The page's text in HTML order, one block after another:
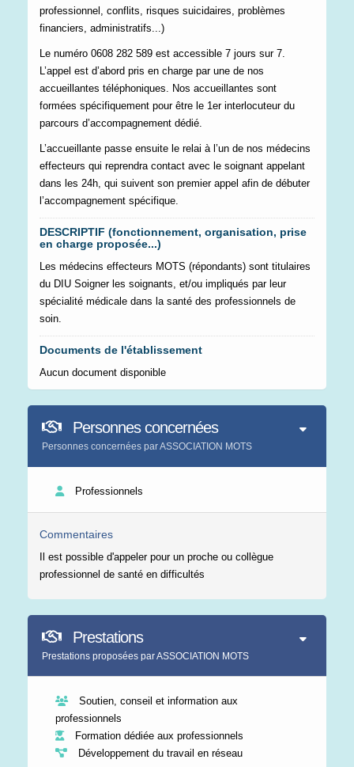
professionnel, conflits, risques suicidaires, problèmes
financiers, administratifs...)
Le numéro 0608 282 589 est accessible 7 jours sur 7.
L’appel est d’abord pris en charge par une de nos
accueillantes téléphoniques. Nos accueillantes sont
formées spécifiquement pour être le 1er interlocuteur du
parcours d’accompagnement dédié.
L’accueillante passe ensuite le relai à l’un de nos médecins
effecteurs qui reprendra contact avec le soignant appelant
dans les 24h, qui suivent son premier appel afin de débuter
l’accompagnement spécifique.
DESCRIPTIF (fonctionnement, organisation, prise
en charge proposée...)
Les médecins effecteurs MOTS (répondants) sont titulaires
du DIU Soigner les soignants, et/ou impliqués par leur
spécialité médicale dans la santé des professionnels de
soin.
Documents de l'établissement
Aucun document disponible
Personnes concernées
Personnes concernées par ASSOCIATION MOTS
Professionnels
Commentaires
Il est possible d'appeler pour un proche ou collègue
professionnel de santé en difficultés
Prestations
Prestations proposées par ASSOCIATION MOTS
Soutien, conseil et information aux
professionnels
Formation dédiée aux professionnels
Développement du travail en réseau